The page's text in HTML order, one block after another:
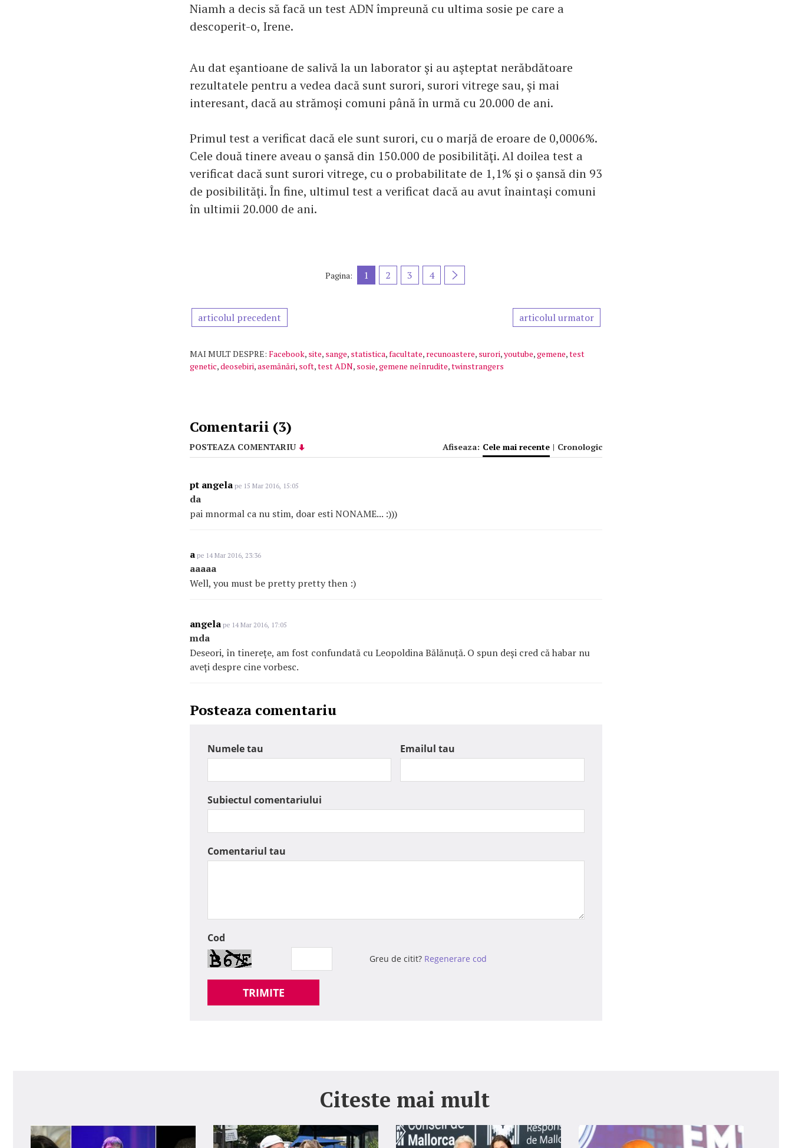
Niamh a decis să facă un test ADN împreună cu ultima sosie pe care a
descoperit-o, Irene.
Au dat eşantioane de salivă la un laborator şi au aşteptat nerăbdătoare
rezultatele pentru a vedea dacă sunt surori, surori vitrege sau, şi mai
interesant, dacă au strămoşi comuni până în urmă cu 20.000 de ani.
Primul test a verificat dacă ele sunt surori, cu o marjă de eroare de 0,0006%.
Cele două tinere aveau o şansă din 150.000 de posibilităţi. Al doilea test a
verificat dacă sunt surori vitrege, cu o probabilitate de 1,1% şi o şansă din 93
de posibilităţi. În fine, ultimul test a verificat dacă au avut înaintaşi comuni
în ultimii 20.000 de ani.
Pagina: 1 2 3 4
articolul precedent articolul urmator
MAI MULT DESPRE: Facebook, site, sange, statistica,facultate, recunoastere, surori,youtube,gemene,test
genetic,deosebiri,asemănări, soft,test ADN, sosie,gemene neînrudite,twinstrangers
Comentarii (3)
POSTEAZA COMENTARIU Afiseaza: Cele mai recente | Cronologic
pt angela pe 15 Mar 2016, 15:05
da
pai mnormal ca nu stim, doar esti NONAME... :)))
a pe 14 Mar 2016, 23:36
aaaaa
Well, you must be pretty pretty then :)
angela pe 14 Mar 2016, 17:05
mda
Deseori, în tinerețe, am fost confundată cu Leopoldina Bălănuță. O spun deși cred că habar nu
aveți despre cine vorbesc.
Posteaza comentariu
Numele tau Emailul tau
Subiectul comentariului
Comentariul tau
Cod
Greu de citit? Regenerare cod
TRIMITE
Citeste mai mult